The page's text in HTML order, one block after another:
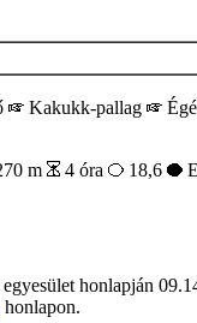
Kakukk-pallag
m 4 óra 18,6
honlapján
honlapon.